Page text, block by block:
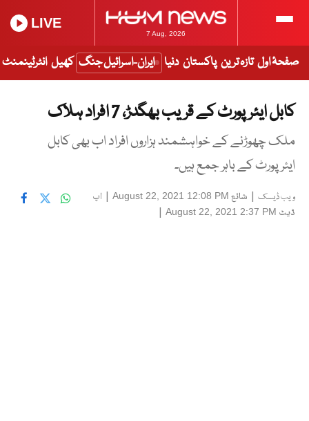
7 Aug, 2026
LIVE
صفحۂ اول تازہ ترین پاکستان دنیا ایران-اسرائیل جنگ کھیل انٹرٹینمنٹ
کابل ایئرپورٹ کے قریب بھگدڑ، 7 افراد ہلاک
ملک چھوڑنے کے خواہشمند ہزاروں افراد اب بھی کابل
ایئرپورٹ کے باہر جمع ہیں۔
ویب ڈیسک | شائع August 22, 2021 12:08 PM
| اپ
ڈیٹ August 22, 2021 2:37 PM
|